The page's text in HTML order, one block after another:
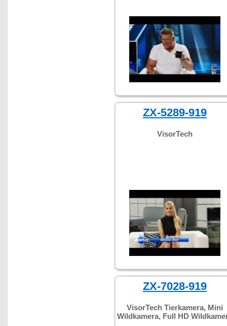
ZX-5289-919
VisorTech
ZX-7028-919
VisorTech Tierkamera, Mini
Wildkamera, Full HD